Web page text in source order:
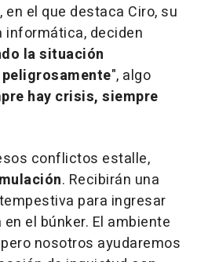
el que destaca Ciro, su
informática, deciden
la situación
", algo
hay crisis, siempre
conflictos estalle,
. Recibirán una
para ingresar
el búnker. El ambiente
nosotros ayudaremos